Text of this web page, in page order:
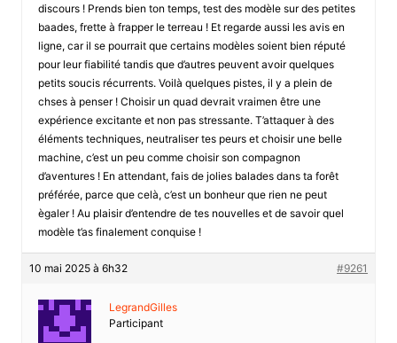
discours ! Prends bien ton temps, test des modèle sur des petites
baades, frette à frapper le terreau ! Et regarde aussi les avis en
ligne, car il se pourrait que certains modèles soient bien réputé
pour leur fiabilité tandis que d’autres peuvent avoir quelques
petits soucis récurrents. Voilà quelques pistes, il y a plein de
chses à penser ! Choisir un quad devrait vraimen être une
expérience excitante et non pas stressante. T’attaquer à des
éléments techniques, neutraliser tes peurs et choisir une belle
machine, c’est un peu comme choisir son compagnon
d’aventures ! En attendant, fais de jolies balades dans ta forêt
préférée, parce que celà, c’est un bonheur que rien ne peut
ègaler ! Au plaisir d’entendre de tes nouvelles et de savoir quel
modèle t’as finalement conquise !
10 mai 2025 à 6h32 #9261
LegrandGilles
Participant